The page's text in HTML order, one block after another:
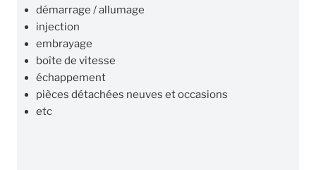
démarrage / allumage
injection
embrayage
boîte de vitesse
échappement
pièces détachées neuves et occasions
etc